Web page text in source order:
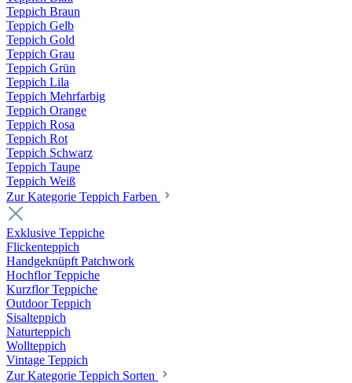
Teppich Braun
Teppich Gelb
Teppich Gold
Teppich Grau
Teppich Grün
Teppich Lila
Teppich Mehrfarbig
Teppich Orange
Teppich Rosa
Teppich Rot
Teppich Schwarz
Teppich Taupe
Teppich Weiß
Zur Kategorie Teppich Farben
Exklusive Teppiche
Flickenteppich
Handgeknüpft Patchwork
Hochflor Teppiche
Kurzflor Teppiche
Outdoor Teppich
Sisalteppich
Naturteppich
Wollteppich
Vintage Teppich
Zur Kategorie Teppich Sorten